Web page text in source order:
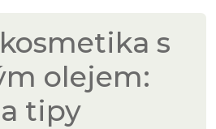
s
olejem:
tipy